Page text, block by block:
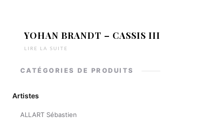
YOHAN BRANDT – CASSIS III
LIRE LA SUITE
CATÉGORIES DE PRODUITS
Artistes
ALLART Sébastien